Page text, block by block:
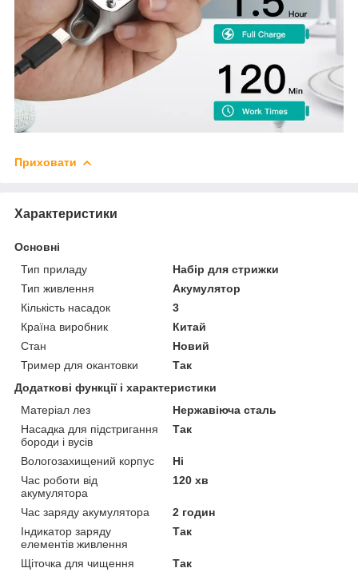
Приховати
Характеристики
Основні
Тип приладу
Набір для стрижки
Тип живлення
Акумулятор
Кількість насадок
3
Країна виробник
Китай
Стан
Новий
Тример для окантовки
Так
Додаткові функції і характеристики
Матеріал лез
Нержавіюча сталь
Насадка для підстригання
бороди і вусів
Так
Вологозахищений корпус
Ні
Час роботи від
акумулятора
120 хв
Час заряду акумулятора
2 годин
Індикатор заряду
елементів живлення
Так
Щіточка для чищення Так